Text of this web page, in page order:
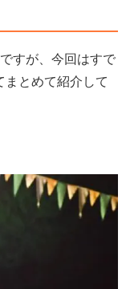
すが、今回はすで
まとめて紹介して